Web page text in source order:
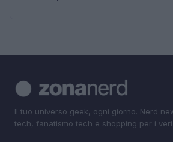
Il tuo universo geek, ogni giorno. Nerd
tech, fanatismo tech e shopping per i